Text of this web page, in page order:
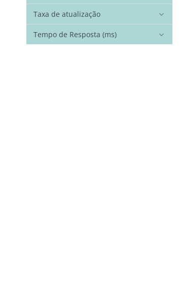
Taxa de atualização
Tempo de Resposta (ms)